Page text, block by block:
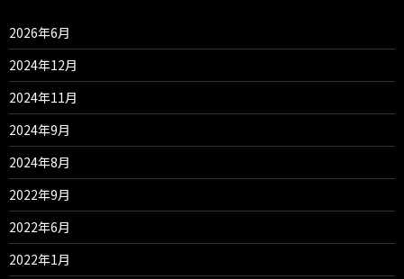
2026年6月
2024年12月
2024年11月
2024年9月
2024年8月
2022年9月
2022年6月
2022年1月